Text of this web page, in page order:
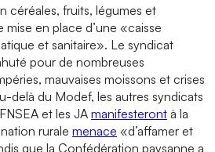
céréales, fruits, légumes et
en place d’une «caisse
et sanitaire». Le syndicat
pour de nombreuses
mauvaises moissons et crises
delà du Modef, les autres syndicats
et les JA manifesteront à la
rurale menace «d’affamer et
que la Confédération paysanne a